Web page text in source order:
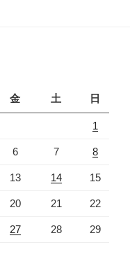
金 土 日
1
6 7 8
13 14 15
20 21 22
27 28 29